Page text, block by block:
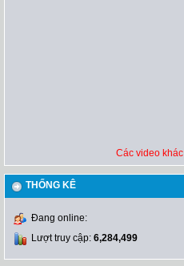
Các video khác
THỐNG KÊ
Đang online:
Lượt truy cập: 6,284,499